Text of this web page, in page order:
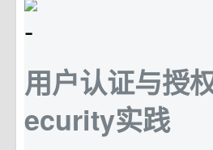
用户认证与授
ecurity实践